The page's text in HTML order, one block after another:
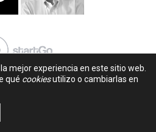
mejor experiencia en este sitio web.
qué cookiesutilizo o cambiarlas en